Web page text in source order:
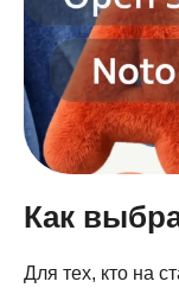
Как
Для тех, кто на